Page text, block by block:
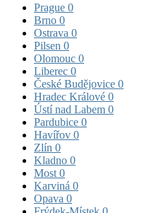
Prague 0
Brno 0
Ostrava 0
Pilsen 0
Olomouc 0
Liberec 0
České Budějovice 0
Hradec Králové 0
Ústí nad Labem 0
Pardubice 0
Havířov 0
Zlín 0
Kladno 0
Most 0
Karviná 0
Opava 0